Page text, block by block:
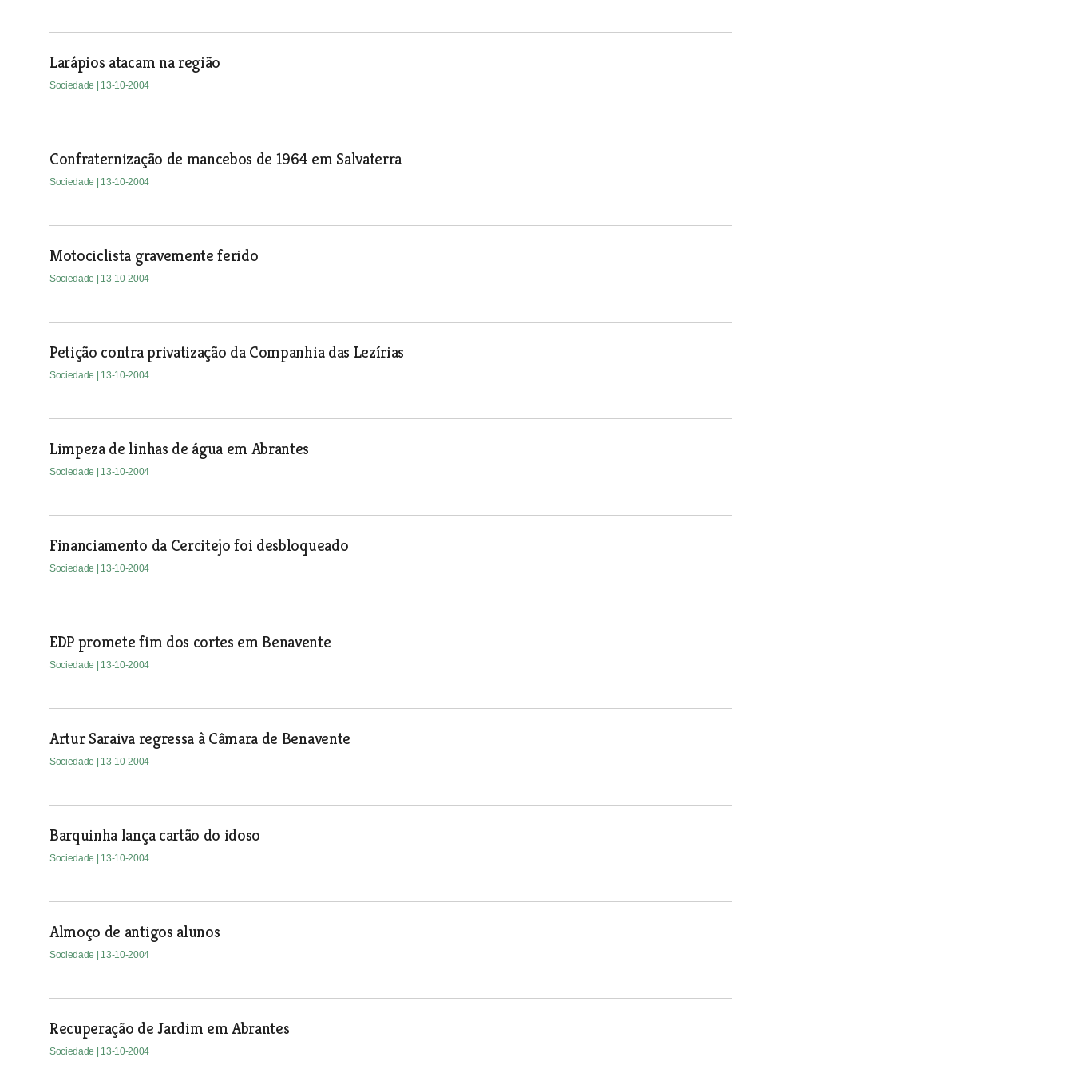
Larápios atacam na região
Sociedade | 13-10-2004
Confraternização de mancebos de 1964 em Salvaterra
Sociedade | 13-10-2004
Motociclista gravemente ferido
Sociedade | 13-10-2004
Petição contra privatização da Companhia das Lezírias
Sociedade | 13-10-2004
Limpeza de linhas de água em Abrantes
Sociedade | 13-10-2004
Financiamento da Cercitejo foi desbloqueado
Sociedade | 13-10-2004
EDP promete fim dos cortes em Benavente
Sociedade | 13-10-2004
Artur Saraiva regressa à Câmara de Benavente
Sociedade | 13-10-2004
Barquinha lança cartão do idoso
Sociedade | 13-10-2004
Almoço de antigos alunos
Sociedade | 13-10-2004
Recuperação de Jardim em Abrantes
Sociedade | 13-10-2004